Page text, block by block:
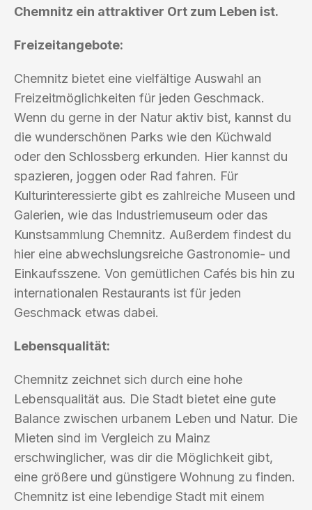
Chemnitz ein attraktiver Ort zum Leben ist.
Freizeitangebote:
Chemnitz bietet eine vielfältige Auswahl an
Freizeitmöglichkeiten für jeden Geschmack.
Wenn du gerne in der Natur aktiv bist, kannst du
die wunderschönen Parks wie den Küchwald
oder den Schlossberg erkunden. Hier kannst du
spazieren, joggen oder Rad fahren. Für
Kulturinteressierte gibt es zahlreiche Museen und
Galerien, wie das Industriemuseum oder das
Kunstsammlung Chemnitz. Außerdem findest du
hier eine abwechslungsreiche Gastronomie- und
Einkaufsszene. Von gemütlichen Cafés bis hin zu
internationalen Restaurants ist für jeden
Geschmack etwas dabei.
Lebensqualität:
Chemnitz zeichnet sich durch eine hohe
Lebensqualität aus. Die Stadt bietet eine gute
Balance zwischen urbanem Leben und Natur. Die
Mieten sind im Vergleich zu Mainz
erschwinglicher, was dir die Möglichkeit gibt,
eine größere und günstigere Wohnung zu finden.
Chemnitz ist eine lebendige Stadt mit einem